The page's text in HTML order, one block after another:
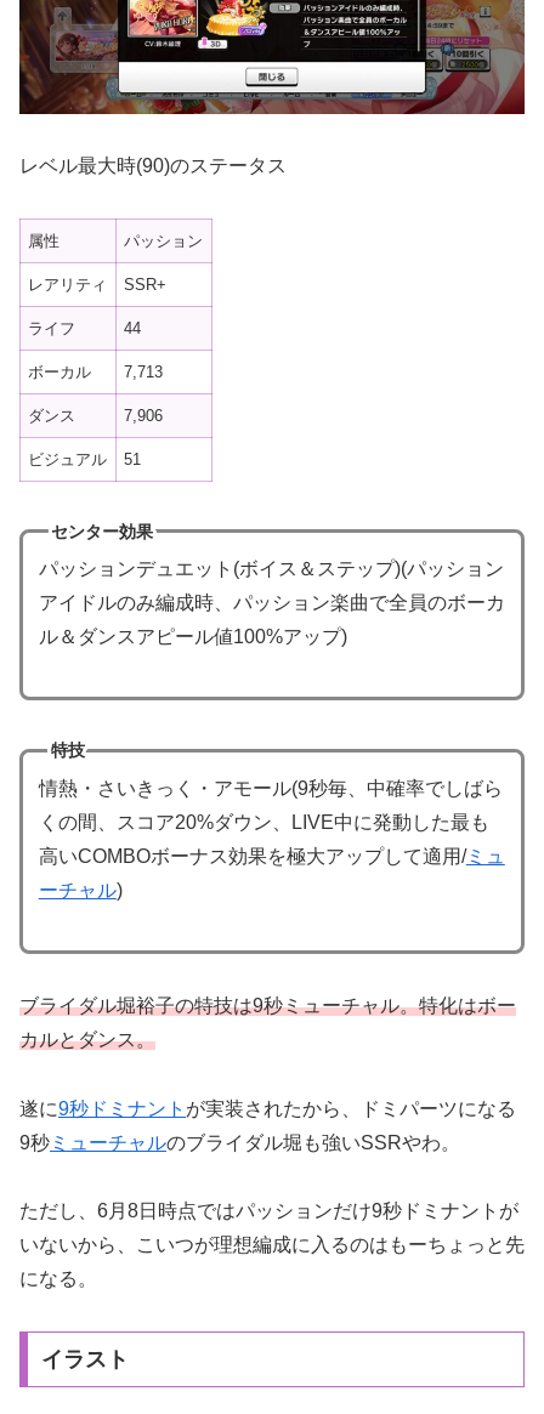
レベル最大時(90)のステータス
属性 パッション
レアリティ SSR+
ライフ 44
ボーカル 7,713
ダンス 7,906
ビジュアル 51
センター効果
パッションデュエット(ボイス＆ステップ)(パッション
アイドルのみ編成時、パッション楽曲で全員のボーカ
ル＆ダンスアピール値100%アップ)
特技
情熱・さいきっく・アモール(9秒毎、中確率でしばら
くの間、スコア20%ダウン、LIVE中に発動した最も
高いCOMBOボーナス効果を極大アップして適用/ミュ
ーチャル)
ブライダル堀裕子の特技は9秒ミューチャル。特化はボー
カルとダンス。
遂に9秒ドミナント が実装されたから、ドミパーツになる
9秒 ミューチャルのブライダル堀も強いSSRやわ。
ただし、6月8日時点ではパッションだけ9秒ドミナントが
いないから、こいつが理想編成に入るのはもーちょっと先
になる。
イラスト